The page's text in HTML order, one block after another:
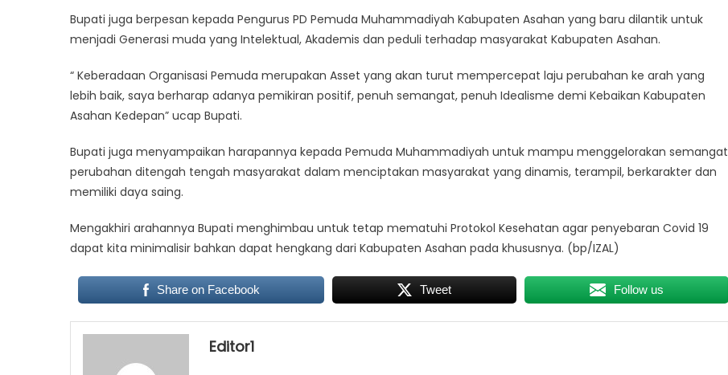
Bupati juga berpesan kepada Pengurus PD Pemuda Muhammadiyah Kabupaten Asahan yang baru dilantik untuk
menjadi Generasi muda yang Intelektual, Akademis dan peduli terhadap masyarakat Kabupaten Asahan.
“ Keberadaan Organisasi Pemuda merupakan Asset yang akan turut mempercepat laju perubahan ke arah yang
lebih baik, saya berharap adanya pemikiran positif, penuh semangat, penuh Idealisme demi Kebaikan Kabupaten
Asahan Kedepan” ucap Bupati.
Bupati juga menyampaikan harapannya kepada Pemuda Muhammadiyah untuk mampu menggelorakan semangat
perubahan ditengah tengah masyarakat dalam menciptakan masyarakat yang dinamis, terampil, berkarakter dan
memiliki daya saing.
Mengakhiri arahannya Bupati menghimbau untuk tetap mematuhi Protokol Kesehatan agar penyebaran Covid 19
dapat kita minimalisir bahkan dapat hengkang dari Kabupaten Asahan pada khususnya. (bp/IZAL)
Share on Facebook Tweet Follow us
Editor1